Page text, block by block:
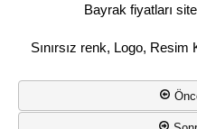
Bayrak fiyatları
Sınırsız renk, Logo, Resim